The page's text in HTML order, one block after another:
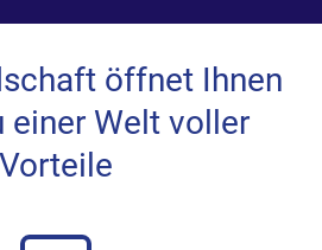
öffnet Ihnen
einer Welt voller
Vorteile